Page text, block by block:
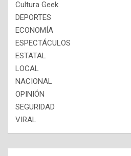
Cultura Geek
DEPORTES
ECONOMÍA
ESPECTÁCULOS
ESTATAL
LOCAL
NACIONAL
OPINIÓN
SEGURIDAD
VIRAL